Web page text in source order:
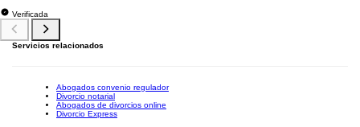
Verificada
Servicios relacionados
Abogados convenio regulador
Divorcio notarial
Abogados de divorcios online
Divorcio Express